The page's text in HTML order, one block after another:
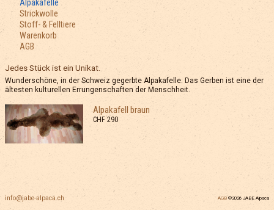
Alpakafelle
Strickwolle
Stoff- & Felltiere
Warenkorb
AGB
Jedes Stück ist ein Unikat.
Wunderschöne, in der Schweiz gegerbte Alpakafelle. Das Gerben ist eine der
ältesten kulturellen Errungenschaften der Menschheit.
Alpakafell braun
CHF 290
info@jabe-alpaca.ch AGB ©2026 JABE Alpaca